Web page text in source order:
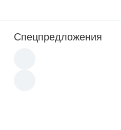
Спецпредложения